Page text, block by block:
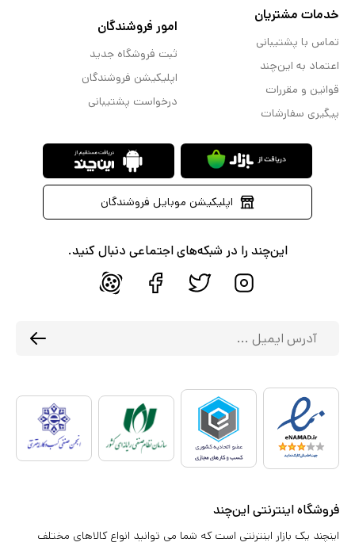
خدمات مشتریان
تماس با پشتیبانی
اعتماد به این‌چند
قوانین و مقررات
پیگیری سفارشات
امور فروشندگان
ثبت فروشگاه جدید
اپلیکیشن فروشندگان
درخواست پشتیبانی
اپلیکیشن موبایل فروشندگان
این‌چند را در شبکه‌های اجتماعی دنبال کنید.
فروشگاه اینترنتی این‌چند
اینچند یک بازار اینترنتی است که شما می توانید انواع کالاهای مختلف